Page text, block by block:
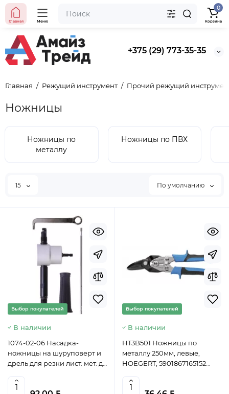
+375 (29) 773-35-35
Главная Меню
0
Корзина
Главная Режущий инструмент Прочий режущий
Ножницы
Ножницы по
металлу
Ножницы по ПВХ
15 По умолчанию
Выбор покупателей
В наличии
1074-02-06 Насадка-
ножницы на шуруповерт и
дрель для резки лист. мет. до
4603010083825 (CN)
Выбор покупателей
В наличии
HT3B501 Ножницы по
металлу 250мм, левые,
HOEGERT, 5901867165152